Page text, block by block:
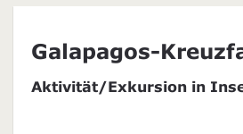
Galapagos-
Aktivität/Exkursion in